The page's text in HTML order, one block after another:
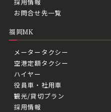
採用情報
お問合せ先一覧
福岡MK
メータータクシー
空港定額タクシー
ハイヤー
役員車・社用車
観光/貸切プラン
採用情報